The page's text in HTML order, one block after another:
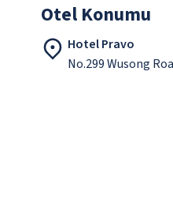
Otel Konumu
Hotel Pravo
No.299 Wusong